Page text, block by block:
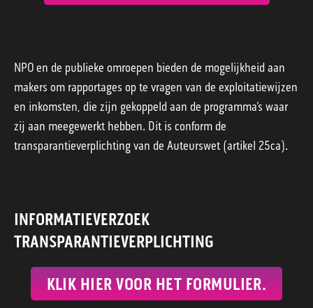
NPO en de publieke omroepen bieden de mogelijkheid aan
makers om rapportages op te vragen van de exploitatiewijzen
en inkomsten, die zijn gekoppeld aan de programma’s waar
zij aan meegewerkt hebben. Dit is conform de
transparantieverplichting van de Auteurswet (artikel 25ca).
INFORMATIEVERZOEK
TRANSPARANTIEVERPLICHTING
KLIK HIER VOOR HET FORMULIER.